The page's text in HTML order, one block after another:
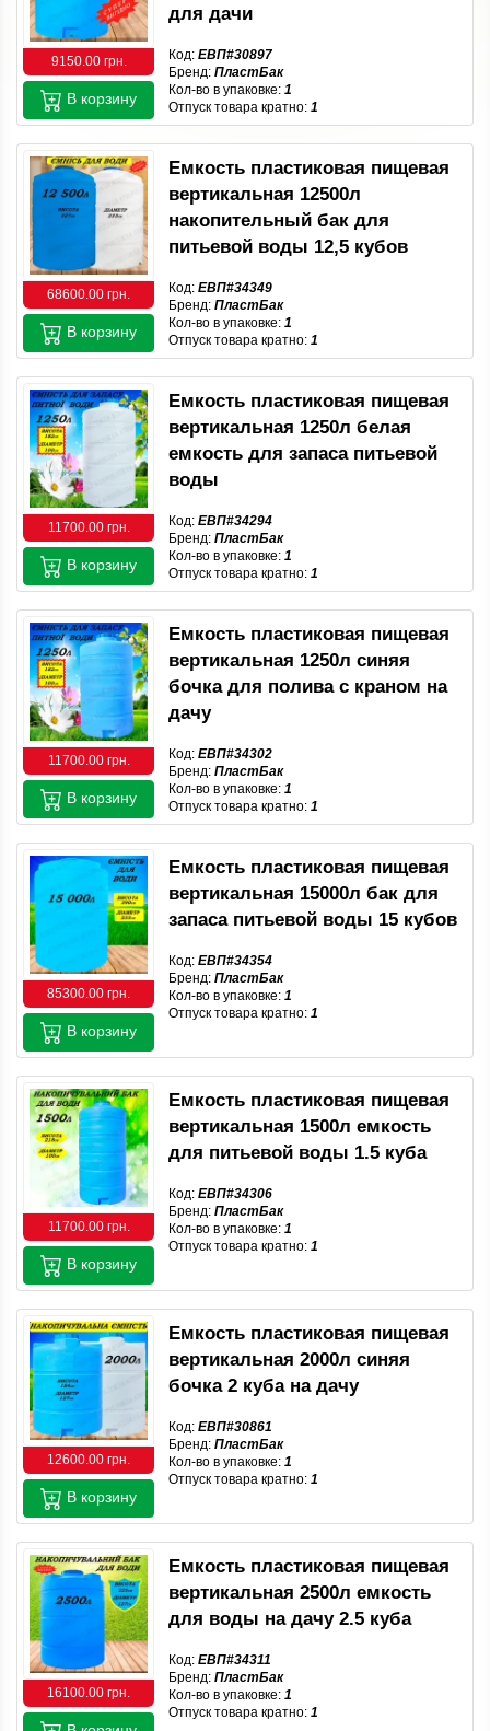
9150.00 грн.
для дачи
Код: ЕВП#30897
Бренд: ПластБак
Кол-во в упаковке: 1
Отпуск товара кратно: 1
В корзину
68600.00 грн.
Емкость пластиковая пищевая
вертикальная 12500л
накопительный бак для
питьевой воды 12,5 кубов
Код: ЕВП#34349
Бренд: ПластБак
Кол-во в упаковке: 1
Отпуск товара кратно: 1
В корзину
11700.00 грн.
Емкость пластиковая пищевая
вертикальная 1250л белая
емкость для запаса питьевой
воды
Код: ЕВП#34294
Бренд: ПластБак
Кол-во в упаковке: 1
Отпуск товара кратно: 1
В корзину
11700.00 грн.
Емкость пластиковая пищевая
вертикальная 1250л синяя
бочка для полива с краном на
дачу
Код: ЕВП#34302
Бренд: ПластБак
Кол-во в упаковке: 1
Отпуск товара кратно: 1
В корзину
85300.00 грн.
Емкость пластиковая пищевая
вертикальная 15000л бак для
запаса питьевой воды 15 кубов
Код: ЕВП#34354
Бренд: ПластБак
Кол-во в упаковке: 1
Отпуск товара кратно: 1
В корзину
11700.00 грн.
Емкость пластиковая пищевая
вертикальная 1500л емкость
для питьевой воды 1.5 куба
Код: ЕВП#34306
Бренд: ПластБак
Кол-во в упаковке: 1
Отпуск товара кратно: 1
В корзину
12600.00 грн.
Емкость пластиковая пищевая
вертикальная 2000л синяя
бочка 2 куба на дачу
Код: ЕВП#30861
Бренд: ПластБак
Кол-во в упаковке: 1
Отпуск товара кратно: 1
В корзину
16100.00 грн.
Емкость пластиковая пищевая
вертикальная 2500л емкость
для воды на дачу 2.5 куба
Код: ЕВП#34311
Бренд: ПластБак
Кол-во в упаковке: 1
Отпуск товара кратно: 1